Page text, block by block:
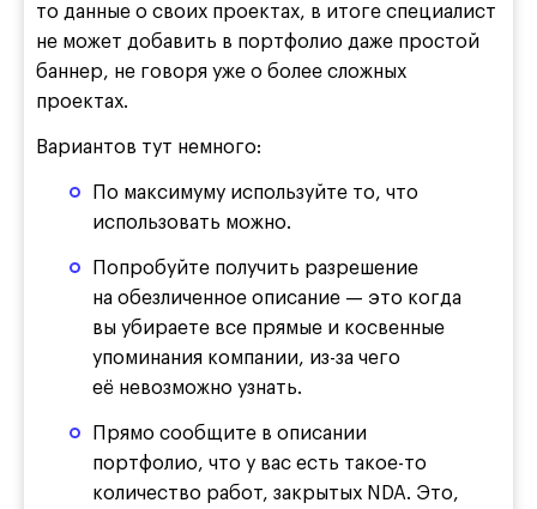
то данные о своих проектах, в итоге специалист
не может добавить в портфолио даже простой
баннер, не говоря уже о более сложных
проектах.
Вариантов тут немного:
По максимуму используйте то, что
использовать можно.
Попробуйте получить разрешение
на обезличенное описание — это когда
вы убираете все прямые и косвенные
упоминания компании, из-за чего
её невозможно узнать.
Прямо сообщите в описании
портфолио, что у вас есть такое-то
количество работ, закрытых NDA. Это,